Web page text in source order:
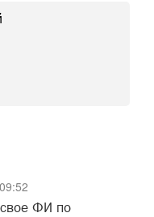
свое ФИ по